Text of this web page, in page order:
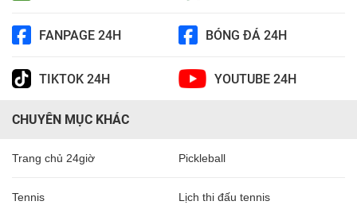
FANPAGE 24H BÓNG ĐÁ 24H
TIKTOK 24H YOUTUBE 24H
CHUYÊN MỤC KHÁC
Trang chủ 24giờ Pickleball
Tennis Lịch thi đấu tennis